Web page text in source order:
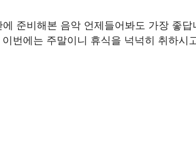
준비해본 음악 언제들어봐도 가장 좋답
번에는 주말이니 휴식을 넉넉히 취하시